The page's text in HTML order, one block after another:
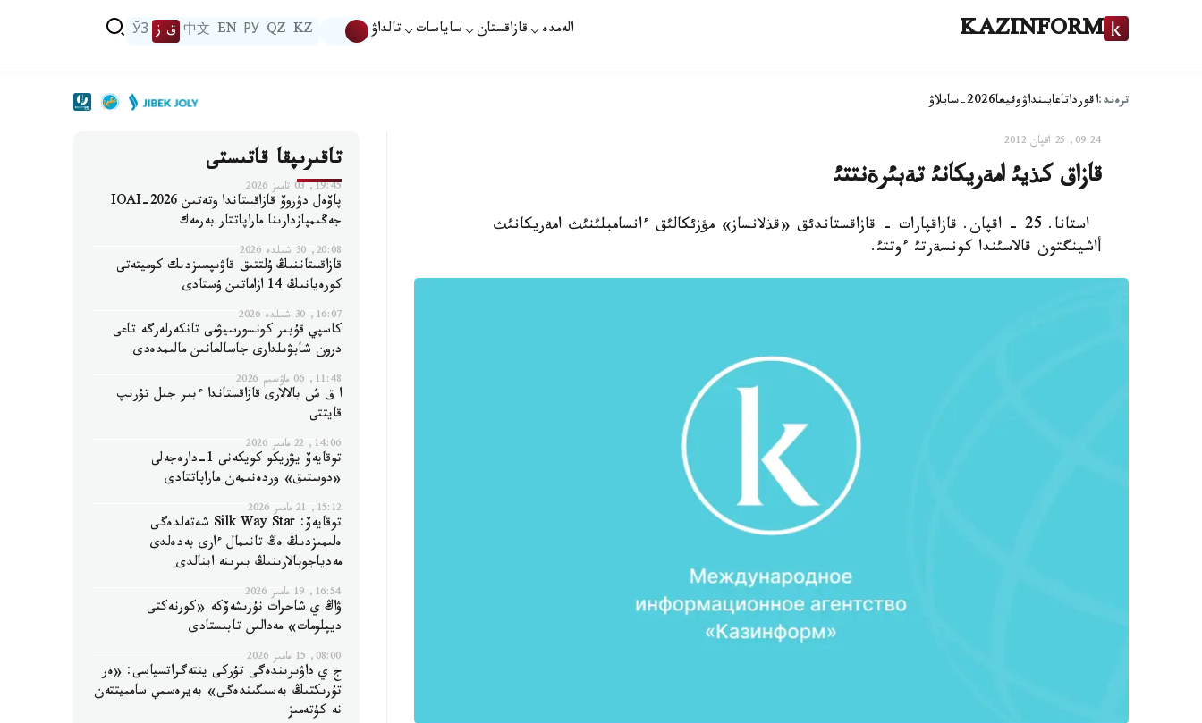
KAZINFORM الەمدە قازاقستان ساياسات تالداۋ KZ
QZ
РУ
EN
中文 ق ز ЎЗ
ترەند:اقورداتاعايىنداۋوقيعا2026-سايلاۋ
09:24, 25 اقپان 2012
قازاق كذيئ امةريكانئ تةبئرةنتتئ
استانا. 25 - اقپان. قازاقپارات - قازاقستاندئق «قذلانساز» مؤزئكالئق ءانسامبلئنئث امةريكانئث
أاشينگتون قالاسئندا كونسةرتئ ءوتتئ.
تاقىرىپقا قاتىستى
19:45, 03 تامىز 2026
پاۆەل دۋروۆ قازاقستاندا وتەتىن IOAI-2026
جەڭىمپازدارىنا ماراپاتتار بەرمەك
20:08, 30 شىلدە 2026
قازاقستاننىڭ ۇلتتىق قاۋىپسىزدىك كوميتەتى
كورەيانىڭ 14 ازاماتىن ۇستادى
16:07, 30 شىلدە 2026
كاسپي قۇبىر كونسورسيۋمى تانكەرلەرگە تاعى
درون شابۋىلدارى جاسالعانىن مالىمدەدى
11:48, 06 ماۋسىم 2026
ا ق ش بالالارى قازاقستاندا ءبىر جىل تۇرىپ
قايتتى
14:06, 22 مامىر 2026
توقايەۆ يۋريكو كويكەنى 1-دارەجەلى
«دوستىق» وردەنىمەن ماراپاتتادى
15:12, 21 مامىر 2026
توقايەۆ: Silk Way Star شەتەلدەگى
ەلىمىزدىڭ ەڭ تانىمال ءارى بەدەلدى
مەدياجوبالارىنىڭ بىرىنە اينالدى
16:54, 19 مامىر 2026
ۋاڭ ي شاحرات نۇرىشەۆكە «كورنەكتى
ديپلومات» مەدالىن تابىستادى
08:00, 15 مامىر 2026
ج ي داۋىرىندەگى تۇركى ينتەگراتسياسى: «ەر
تۇرىكتىڭ بەسىگىندەگى» بەيرەسمي سامميتتەن
نە كۇتەمىز